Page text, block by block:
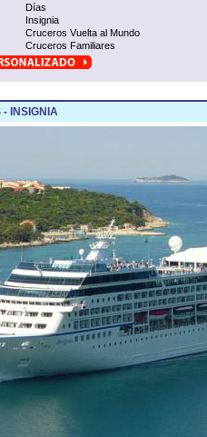
Días
Insignia
Cruceros Vuelta al Mundo
Cruceros Familiares
INSIGNIA